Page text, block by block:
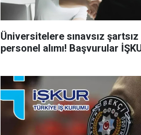
Üniversitelere sınavsız şartsız
personel alımı! Başvurular